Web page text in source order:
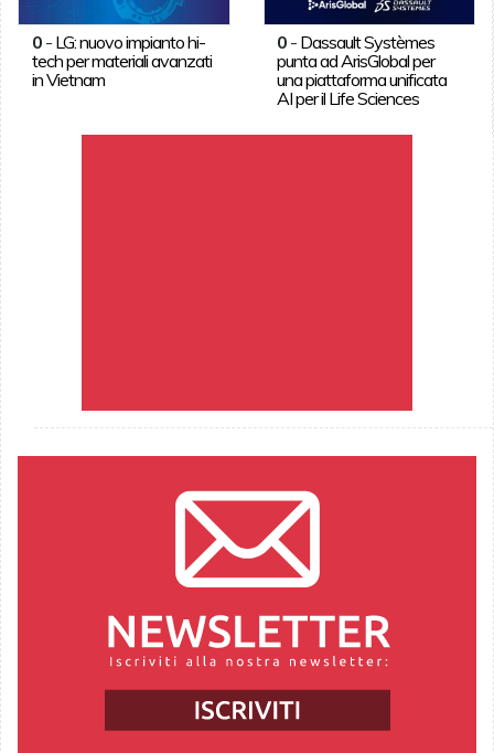
0- LG: nuovo impianto hi-
tech per materiali avanzati
in Vietnam
0 - Dassault Systèmes
punta ad ArisGlobal per
una piattaforma unificata
AI per il Life Sciences